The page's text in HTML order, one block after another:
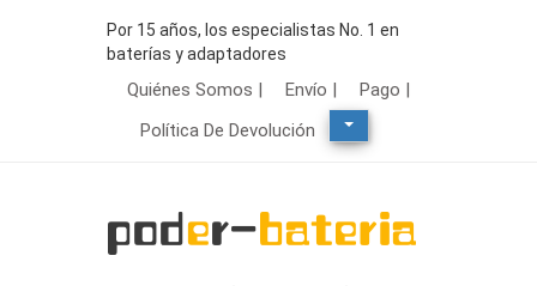
Por 15 años, los especialistas No. 1 en
baterías y adaptadores
Quiénes Somos | Envío |
Pago |
Política De Devolución